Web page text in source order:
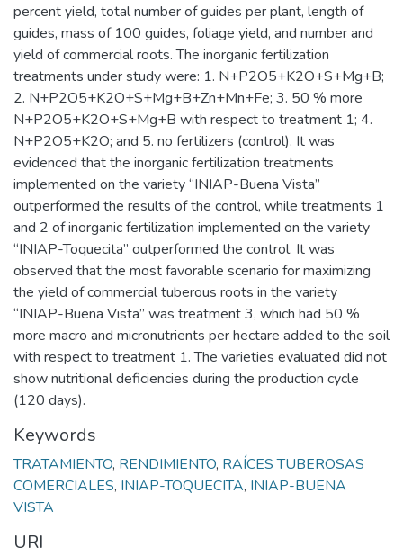
percent yield, total number of guides per plant, length of
guides, mass of 100 guides, foliage yield, and number and
yield of commercial roots. The inorganic fertilization
treatments under study were: 1. N+P2O5+K2O+S+Mg+B;
2. N+P2O5+K2O+S+Mg+B+Zn+Mn+Fe; 3. 50 % more
N+P2O5+K2O+S+Mg+B with respect to treatment 1; 4.
N+P2O5+K2O; and 5. no fertilizers (control). It was
evidenced that the inorganic fertilization treatments
implemented on the variety “INIAP-Buena Vista”
outperformed the results of the control, while treatments 1
and 2 of inorganic fertilization implemented on the variety
“INIAP-Toquecita” outperformed the control. It was
observed that the most favorable scenario for maximizing
the yield of commercial tuberous roots in the variety
“INIAP-Buena Vista” was treatment 3, which had 50 %
more macro and micronutrients per hectare added to the soil
with respect to treatment 1. The varieties evaluated did not
show nutritional deficiencies during the production cycle
(120 days).
Keywords
TRATAMIENTO, RENDIMIENTO, RAÍCES TUBEROSAS
COMERCIALES, INIAP-TOQUECITA, INIAP-BUENA
VISTA
URI